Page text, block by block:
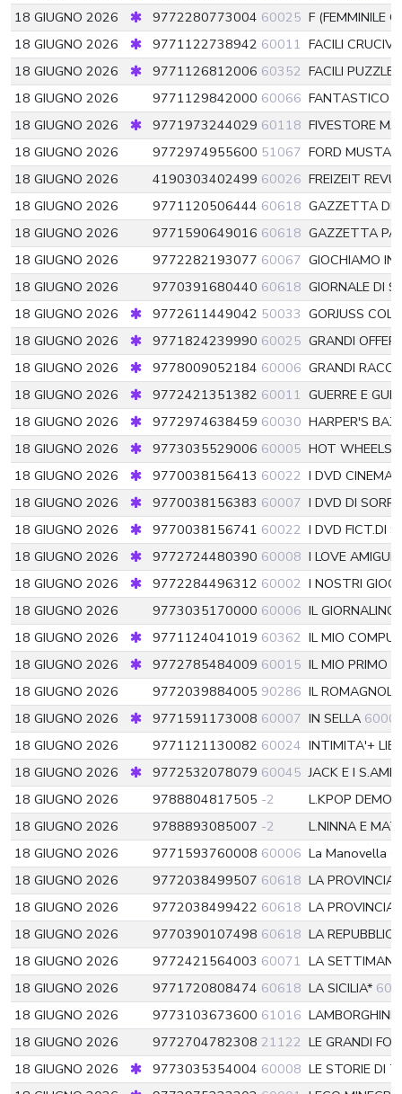
18 GIUGNO 2026
9772280773004 60025 F (FEMMINILE
18 GIUGNO 2026
9771122738942 60011 FACILI
18 GIUGNO 2026
9771126812006 60352 FACILI PUZZLE
18 GIUGNO 2026
9771129842000 60066 FANTASTICO
18 GIUGNO 2026
9771973244029 60118 FIVESTORE
18 GIUGNO 2026
9772974955600 51067 FORD
18 GIUGNO 2026
4190303402499 60026 FREIZEIT
18 GIUGNO 2026
9771120506444 60618 GAZZETTA
18 GIUGNO 2026
9771590649016 60618 GAZZETTA
18 GIUGNO 2026
9772282193077 60067 GIOCHIAMO
18 GIUGNO 2026
9770391680440 60618 GIORNALE DI
18 GIUGNO 2026
9772611449042 50033 GORJUSS
18 GIUGNO 2026
9771824239990 60025 GRANDI
18 GIUGNO 2026
9778009052184 60006 GRANDI
18 GIUGNO 2026
9772421351382 60011 GUERRE E
18 GIUGNO 2026
9772974638459 60030 HARPER'S
18 GIUGNO 2026
9773035529006 60005 HOT WHEELS
18 GIUGNO 2026
9770038156413 60022 I DVD CINEMA
18 GIUGNO 2026
9770038156383 60007 I DVD DI
18 GIUGNO 2026
9770038156741 60022 I DVD FICT.DI
18 GIUGNO 2026
9772724480390 60008 I LOVE
18 GIUGNO 2026
9772284496312 60002 I NOSTRI
18 GIUGNO 2026
9773035170000 60006 IL
18 GIUGNO 2026
9771124041019 60362 IL MIO
18 GIUGNO 2026
9772785484009 60015 IL MIO PRIMO
18 GIUGNO 2026
9772039884005 90286 IL
18 GIUGNO 2026
9771591173008 60007 IN SELLA
18 GIUGNO 2026
9771121130082 60024 INTIMITA'+
18 GIUGNO 2026
9772532078079 60045 JACK E I
18 GIUGNO 2026
9788804817505 -2
L.KPOP
18 GIUGNO 2026
9788893085007 -2
L.NINNA E
18 GIUGNO 2026
9771593760008 60006 La Manovella
18 GIUGNO 2026
9772038499507 60618 LA
18 GIUGNO 2026
9772038499422 60618 LA
18 GIUGNO 2026
9770390107498 60618 LA
18 GIUGNO 2026
9772421564003 60071 LA
18 GIUGNO 2026
9771720808474 60618 LA SICILIA*
18 GIUGNO 2026
9773103673600 61016 LAMBORGHINI
18 GIUGNO 2026
9772704782308 21122 LE GRANDI
18 GIUGNO 2026
9773035354004 60008 LE STORIE DI